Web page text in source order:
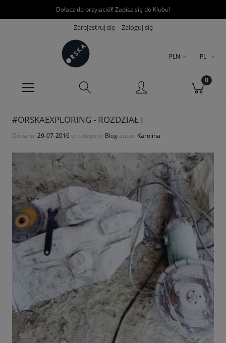
Dołącz do przyjaciół! Zapisz się do Klubu!
Zarejestruj się Zaloguj się
PLN PL
#ORSKAEXPLORING - ROZDZIAŁ I
Dodano: 29-07-2016w kategorii: Blog autor: Karolina